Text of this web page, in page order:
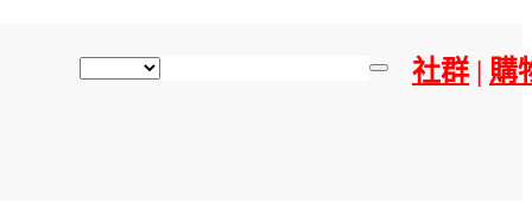
社群 | 購